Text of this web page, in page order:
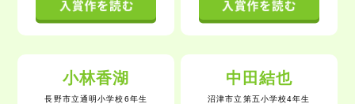
小林香湖
長野市立通明小学校6年生
中田結也
沼津市立第五小学校4年生